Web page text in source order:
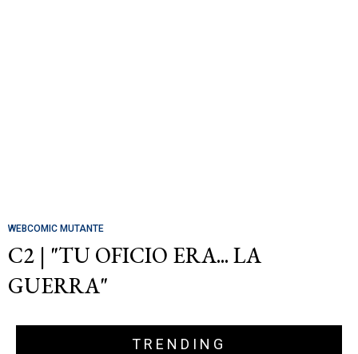
WEBCOMIC MUTANTE
C2 | "TU OFICIO ERA... LA
GUERRA"
TRENDING